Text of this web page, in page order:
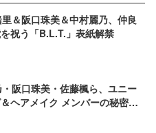
＆阪口珠美＆中村麗乃、仲良
祝う「B.L.T.」表紙解禁
阪口珠美・佐藤楓ら、ユニー
ヘアメイク メンバーの秘密明